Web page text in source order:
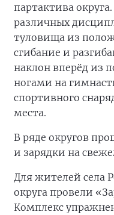
партактива
различных
туловища из
сгибание и
наклон вперёд из
ногами на
спортивного
места.
В ряде округов
и зарядки на
Для жителей села
округа провели
Комплекс